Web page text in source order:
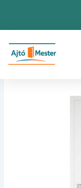
content